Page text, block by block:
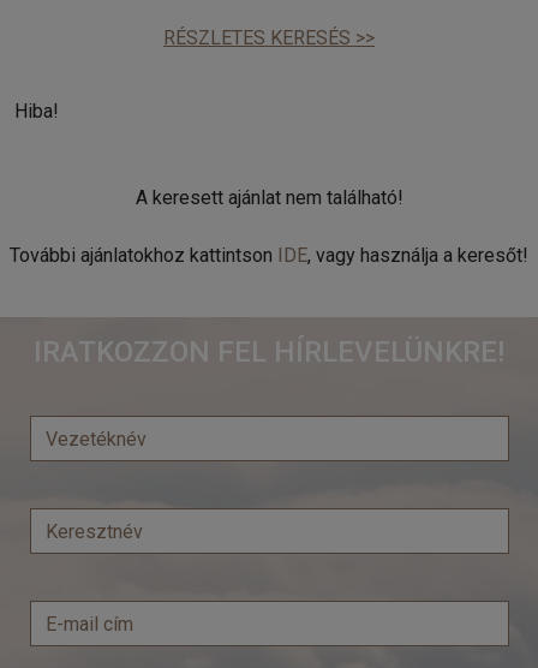
RÉSZLETES KERESÉS >>
Hiba!
A keresett ajánlat nem található!
További ajánlatokhoz kattintson IDE, vagy használja a keresőt!
IRATKOZZON FEL HÍRLEVELÜNKRE!